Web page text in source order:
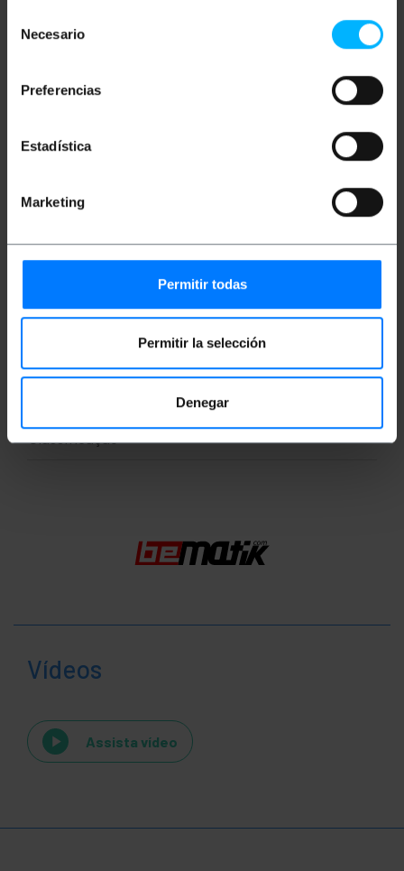
Necesario
Preferencias
Estadística
Marketing
Permitir todas
Permitir la selección
Denegar
Mbps) em 100 metros.
Conectores RJ45 com aba de travamento.
Medidas e Pesos
Peso bruto: 20 g
Tamanhos do produto (largura x profundidade
Número de pacotes: 1
Tamanhos de pacotes: 10.0 x 9.0 x 1.5 cm
Arquivo de produto 1
Classificação
Vídeos
Assista vídeo